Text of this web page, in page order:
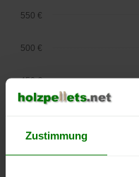
Zustimmung
450 €
500 €
550 €